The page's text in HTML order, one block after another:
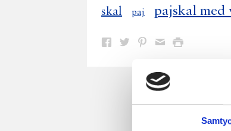
skal paj pajskal med
Dela
Facebook
Dela
Twitter
Dela
Pinterest
Dela
e-
post
Skriv